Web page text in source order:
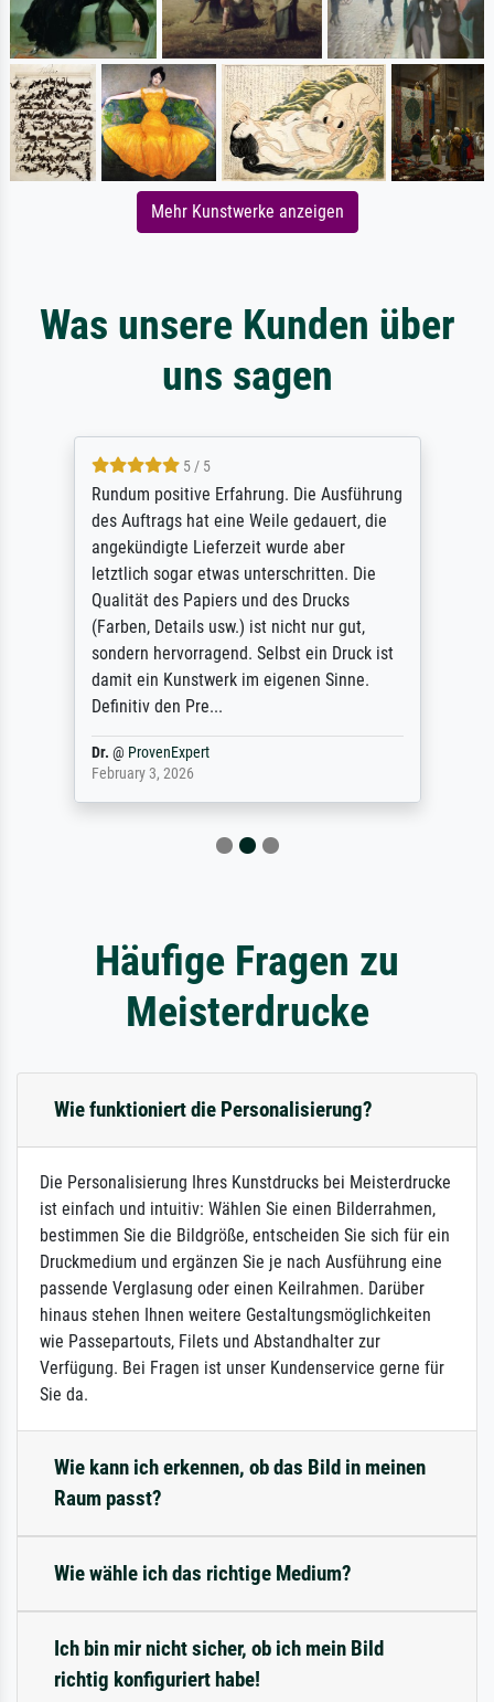
Mehr Kunstwerke anzeigen
Was unsere Kunden über
uns sagen
5 / 5
Rundum positive Erfahrung. Die Ausführung
des Auftrags hat eine Weile gedauert, die
angekündigte Lieferzeit wurde aber
letztlich sogar etwas unterschritten. Die
Qualität des Papiers und des Drucks
(Farben, Details usw.) ist nicht nur gut,
sondern hervorragend. Selbst ein Druck ist
damit ein Kunstwerk im eigenen Sinne.
Definitiv den Pre...
Dr. @ ProvenExpert
February 3, 2026
Häufige Fragen zu
Meisterdrucke
Wie funktioniert die Personalisierung?
Die Personalisierung Ihres Kunstdrucks bei Meisterdrucke
ist einfach und intuitiv: Wählen Sie einen Bilderrahmen,
bestimmen Sie die Bildgröße, entscheiden Sie sich für ein
Druckmedium und ergänzen Sie je nach Ausführung eine
passende Verglasung oder einen Keilrahmen. Darüber
hinaus stehen Ihnen weitere Gestaltungsmöglichkeiten
wie Passepartouts, Filets und Abstandhalter zur
Verfügung. Bei Fragen ist unser Kundenservice gerne für
Sie da.
Wie kann ich erkennen, ob das Bild in meinen
Raum passt?
Wie wähle ich das richtige Medium?
Ich bin mir nicht sicher, ob ich mein Bild
richtig konfiguriert habe!